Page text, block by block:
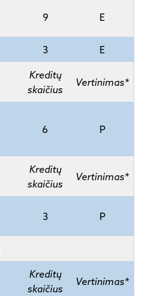
9 E
3 E
Kreditų
skaičius
Vertinimas*
6 P
Kreditų
skaičius
Vertinimas*
3 P
Kreditų
skaičius
Vertinimas*